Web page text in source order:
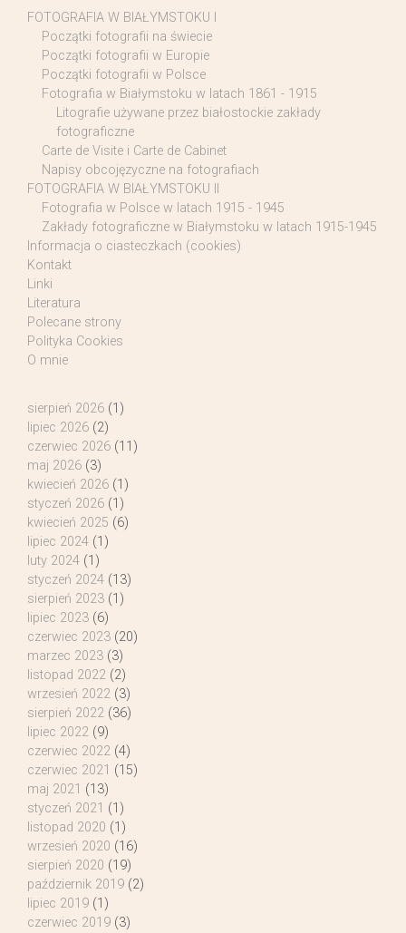
FOTOGRAFIA W BIAŁYMSTOKU I
Początki fotografii na świecie
Początki fotografii w Europie
Początki fotografii w Polsce
Fotografia w Białymstoku w latach 1861 - 1915
Litografie używane przez białostockie zakłady
fotograficzne
Carte de Visite i Carte de Cabinet
Napisy obcojęzyczne na fotografiach
FOTOGRAFIA W BIAŁYMSTOKU II
Fotografia w Polsce w latach 1915 - 1945
Zakłady fotograficzne w Białymstoku w latach 1915-1945
Informacja o ciasteczkach (cookies)
Kontakt
Linki
Literatura
Polecane strony
Polityka Cookies
O mnie
sierpień 2026 (1)
lipiec 2026 (2)
czerwiec 2026 (11)
maj 2026 (3)
kwiecień 2026 (1)
styczeń 2026 (1)
kwiecień 2025 (6)
lipiec 2024 (1)
luty 2024 (1)
styczeń 2024 (13)
sierpień 2023 (1)
lipiec 2023 (6)
czerwiec 2023 (20)
marzec 2023 (3)
listopad 2022 (2)
wrzesień 2022 (3)
sierpień 2022 (36)
lipiec 2022 (9)
czerwiec 2022 (4)
czerwiec 2021 (15)
maj 2021 (13)
styczeń 2021 (1)
listopad 2020 (1)
wrzesień 2020 (16)
sierpień 2020 (19)
październik 2019 (2)
lipiec 2019 (1)
czerwiec 2019 (3)